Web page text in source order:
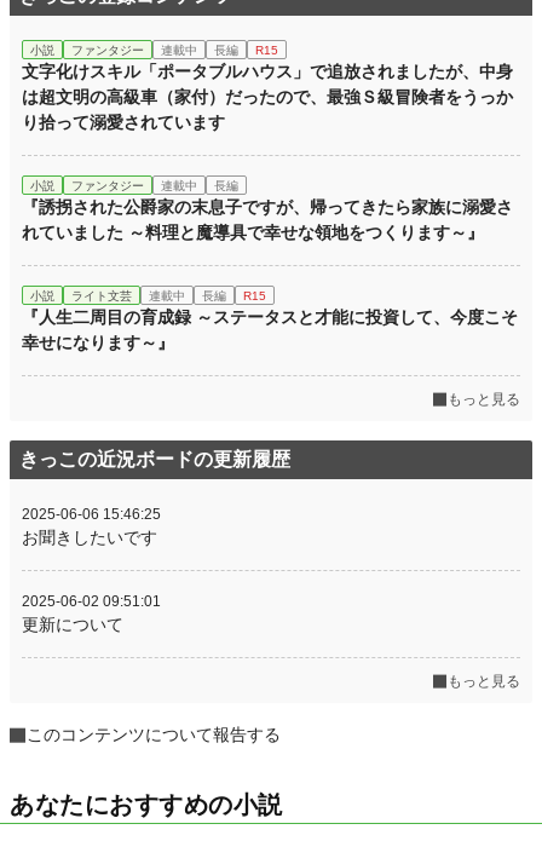
小説 ファンタジー 連載中 長編 R15
文字化けスキル「ポータブルハウス」で追放されましたが、中身
は超文明の高級車（家付）だったので、最強Ｓ級冒険者をうっか
り拾って溺愛されています
小説 ファンタジー 連載中 長編
『誘拐された公爵家の末息子ですが、帰ってきたら家族に溺愛さ
れていました ～料理と魔導具で幸せな領地をつくります～』
小説 ライト文芸 連載中 長編 R15
『人生二周目の育成録 ～ステータスと才能に投資して、今度こそ
幸せになります～』
もっと見る
きっこの近況ボードの更新履歴
2025-06-06 15:46:25
お聞きしたいです
2025-06-02 09:51:01
更新について
もっと見る
このコンテンツについて報告する
あなたにおすすめの小説